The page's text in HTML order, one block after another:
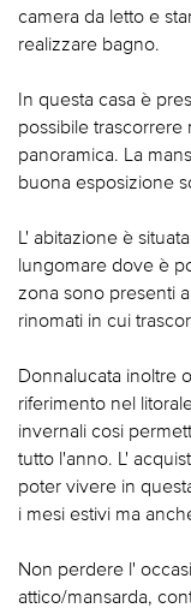
camera da letto e
realizzare bagno.
In questa casa è
possibile trascorrere
panoramica. La
buona esposizione
L' abitazione è
lungomare dove è
zona sono presenti
rinomati in cui
Donnalucata inoltre
riferimento nel
invernali cosi
tutto l'anno. L'
poter vivere in
i mesi estivi ma
Non perdere l'
attico/mansarda,